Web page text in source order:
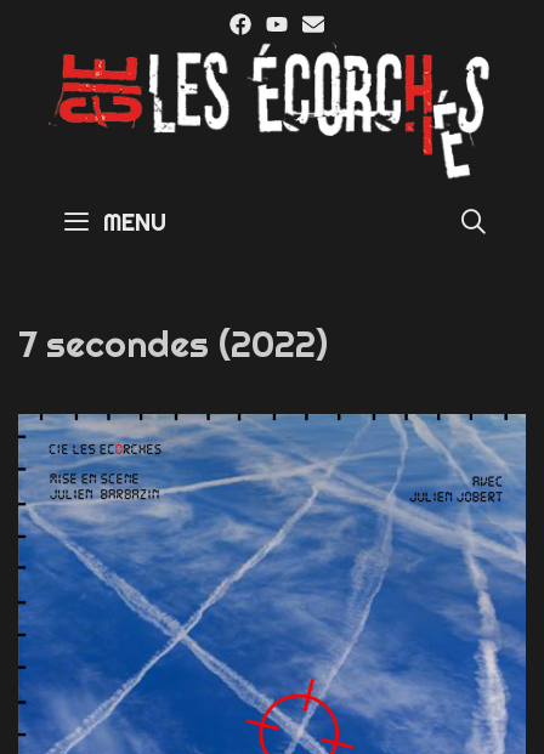
MENU
7 secondes (2022)